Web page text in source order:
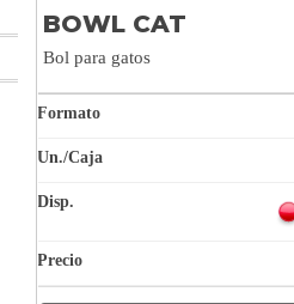
BOWL CAT
Bol para gatos